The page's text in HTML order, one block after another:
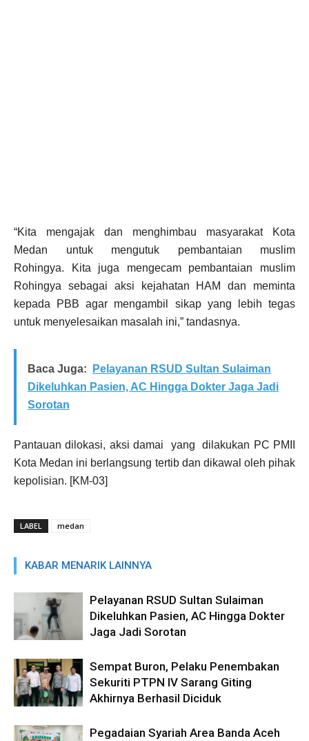
“Kita mengajak dan menghimbau masyarakat Kota
Medan untuk mengutuk pembantaian muslim
Rohingya. Kita juga mengecam pembantaian muslim
Rohingya sebagai aksi kejahatan HAM dan meminta
kepada PBB agar mengambil sikap yang lebih tegas
untuk menyelesaikan masalah ini,” tandasnya.
Baca Juga:
Pelayanan RSUD Sultan Sulaiman
Dikeluhkan Pasien, AC Hingga Dokter Jaga Jadi
Sorotan
Pantauan dilokasi, aksi damai yang dilakukan PC PMII
Kota Medan ini berlangsung tertib dan dikawal oleh pihak
kepolisian. [KM-03]
LABEL medan
KABAR MENARIK LAINNYA
Pelayanan RSUD Sultan Sulaiman
Dikeluhkan Pasien, AC Hingga Dokter
Jaga Jadi Sorotan
Sempat Buron, Pelaku Penembakan
Sekuriti PTPN IV Sarang Giting
Akhirnya Berhasil Diciduk
Pegadaian Syariah Area Banda Aceh